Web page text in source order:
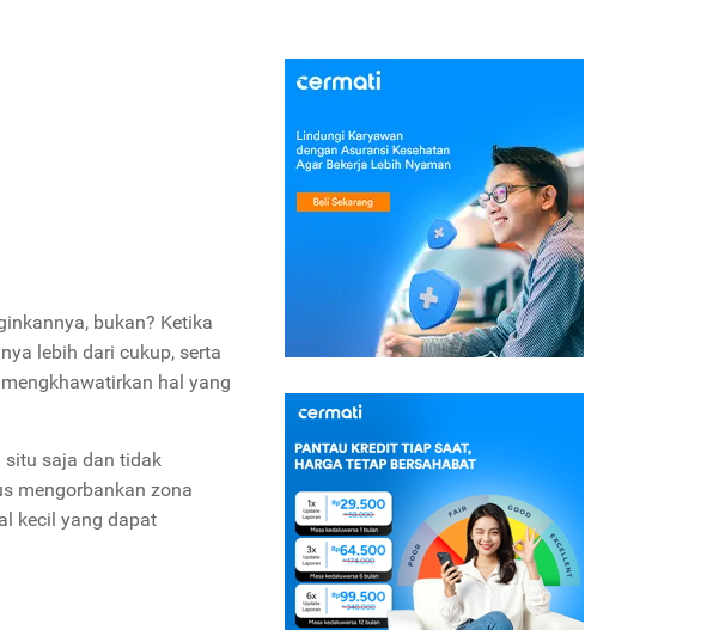
bukan? Ketika
lebih dari cukup, serta
hal yang
situ saja dan tidak
mengorbankan zona
kecil yang dapat